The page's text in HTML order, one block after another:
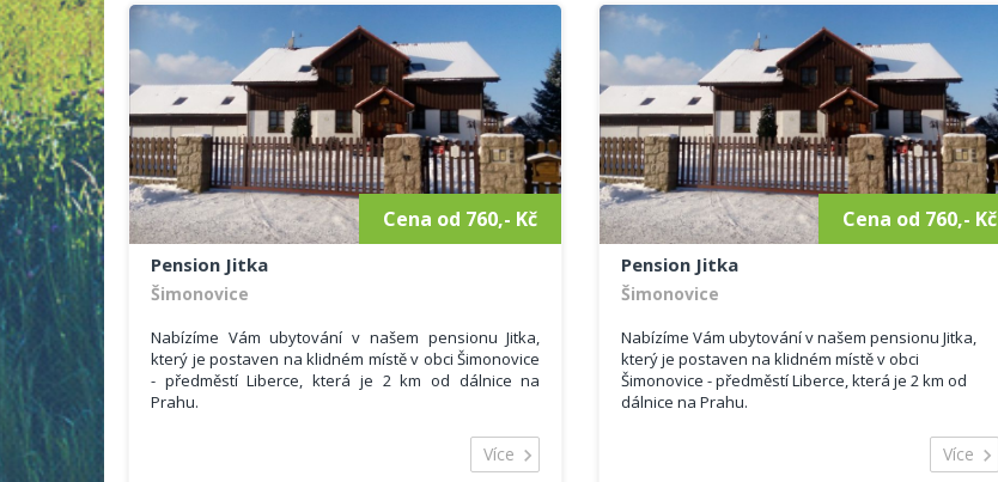
Penzion je ideální pro rodinnou rekreaci,školení,
školy v přírodě, svatby a různé druhy oslav.
Cena od 760,- Kč
Pension Jitka
Šimonovice
Nabízíme Vám ubytování v našem pensionu Jitka,
který je postaven na klidném místě v obci Šimonovice
- předměstí Liberce, která je 2 km od dálnice na
Prahu.
oplocenou ovocnou zahradu se zahradním
Více
Cena od 760,- Kč
Pension Jitka
Šimonovice
Nabízíme Vám ubytování v našem pensionu Jitka,
který je postaven na klidném místě v obci
Šimonovice - předměstí Liberce, která je 2 km od
dálnice na Prahu.
oplocenou ovocnou zahradu se zahradním Více